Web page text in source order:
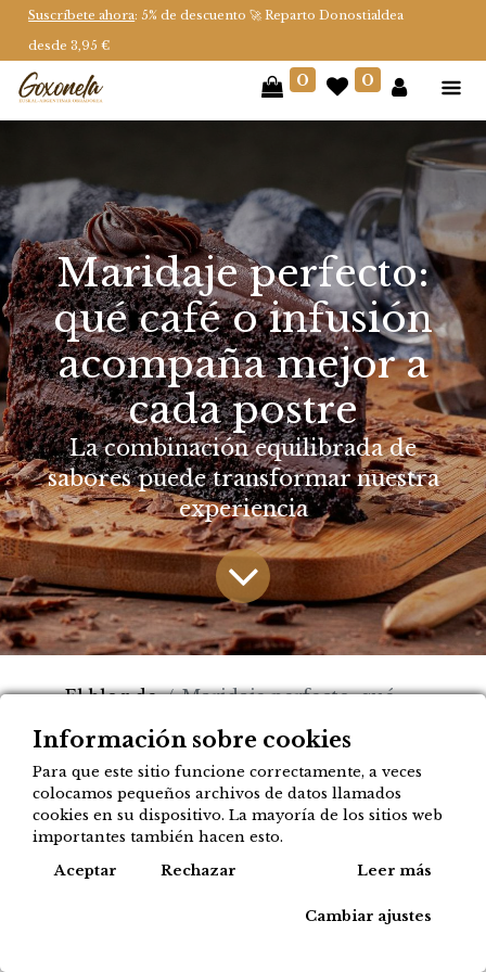
Suscríbete ahora: 5% de descuento 🚀 Reparto Donostialdea
desde 3,95 €
0 0
Maridaje perfecto:
qué café o infusión
acompaña mejor a
cada postre
La combinación equilibrada de
sabores puede transformar nuestra
experiencia
El blog de
Goxonela
Maridaje perfecto: qué café o infusión acompaña mejor a cada postre
En el mundo de la repostería,
la combinación adecuada de
postres con bebidas puede
en una experiencia gastronómica
Información sobre cookies
Para que este sitio funcione correctamente, a veces
colocamos pequeños archivos de datos llamados
cookies en su dispositivo. La mayoría de los sitios web
importantes también hacen esto.
Aceptar
Rechazar Leer más
Cambiar ajustes